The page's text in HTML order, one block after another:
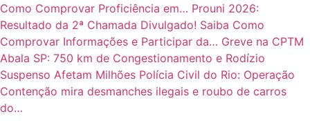
Como Comprovar Proficiência em… Prouni 2026:
Resultado da 2ª Chamada Divulgado! Saiba Como
Comprovar Informações e Participar da… Greve na CPTM
Abala SP: 750 km de Congestionamento e Rodízio
Suspenso Afetam Milhões Polícia Civil do Rio: Operação
Contenção mira desmanches ilegais e roubo de carros
do…